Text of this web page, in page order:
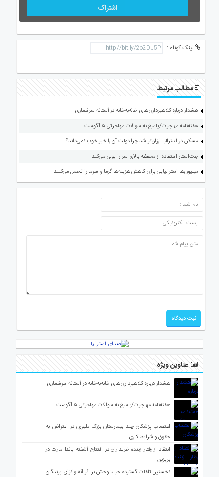
اشتراک
لینک کوتاه :
مطالب مرتبط
هشدار درباره کلاهبرداری‌های خانه‌به‌خانه در آستانه سرشماری
هفته‌نامه مهاجرت/پاسخ به سوالات مهاجرتی ۵ آگوست
مسکن در استرالیا ارزان‌تر شد چرا دولت آن را خبر خوب نمی‌داند؟
جت‌استار استفاده از محفظه بالای سر را پولی می‌کند
میلیون‌ها استرالیایی برای کاهش هزینه‌ها گرما و سرما را تحمل می‌کنند
ارسال دیدگاه
عناوین ویژه
هشدار درباره کلاهبرداری‌های خانه‌به‌خانه در آستانه سرشماری
هفته‌نامه مهاجرت/پاسخ به سوالات مهاجرتی ۵ آگوست
اعتصاب پزشکان چند بیمارستان بزرگ ملبورن در اعتراض به
حقوق و شرایط کاری
انتقاد از رفتار زننده خریداران در افتتاح آشفته پاندا مارت در
بریزبن
نخستین تلفات گسترده حیات‌وحش بر اثر آنفلوانزای پرندگان